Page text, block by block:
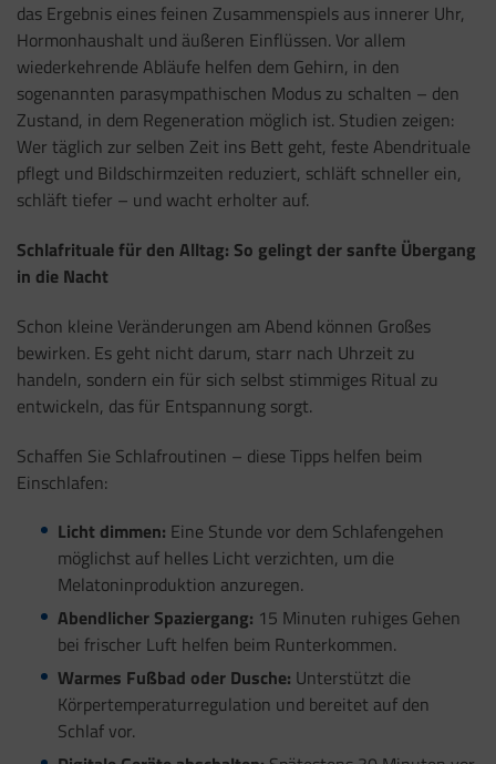
das Ergebnis eines feinen Zusammenspiels aus innerer Uhr,
Hormonhaushalt und äußeren Einflüssen. Vor allem
wiederkehrende Abläufe helfen dem Gehirn, in den
sogenannten parasympathischen Modus zu schalten – den
Zustand, in dem Regeneration möglich ist. Studien zeigen:
Wer täglich zur selben Zeit ins Bett geht, feste Abendrituale
pflegt und Bildschirmzeiten reduziert, schläft schneller ein,
schläft tiefer – und wacht erholter auf.
Schlafrituale für den Alltag: So gelingt der sanfte Übergang
in die Nacht
Schon kleine Veränderungen am Abend können Großes
bewirken. Es geht nicht darum, starr nach Uhrzeit zu
handeln, sondern ein für sich selbst stimmiges Ritual zu
entwickeln, das für Entspannung sorgt.
Schaffen Sie Schlafroutinen – diese Tipps helfen beim
Einschlafen:
Licht dimmen: Eine Stunde vor dem Schlafengehen
möglichst auf helles Licht verzichten, um die
Melatoninproduktion anzuregen.
Abendlicher Spaziergang: 15 Minuten ruhiges Gehen
bei frischer Luft helfen beim Runterkommen.
Warmes Fußbad oder Dusche: Unterstützt die
Körpertemperaturregulation und bereitet auf den
Schlaf vor.